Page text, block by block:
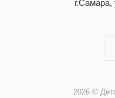
г.Самара,
2026 ©